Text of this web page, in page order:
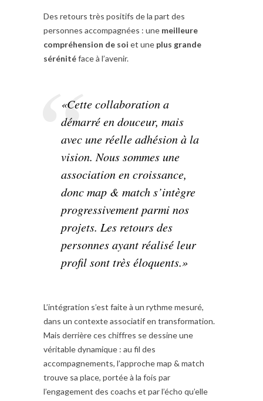
Des retours très positifs de la part des
personnes accompagnées : une meilleure
compréhension de soi et une plus grande
sérénitéface à l’avenir.
«Cette collaboration a
démarré en douceur, mais
avec une réelle adhésion à la
vision. Nous sommes une
association en croissance,
donc map & match s’intègre
progressivement parmi nos
projets. Les retours des
personnes ayant réalisé leur
profil sont très éloquents.»
L’intégration s’est faite à un rythme mesuré,
dans un contexte associatif en transformation.
Mais derrière ces chiffres se dessine une
véritable dynamique : au fil des
accompagnements, l’approche map & match
trouve sa place, portée à la fois par
l’engagement des coachs et par l’écho qu’elle